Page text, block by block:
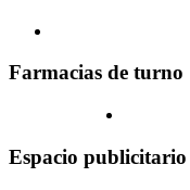
Farmacias de turno
Espacio publicitario